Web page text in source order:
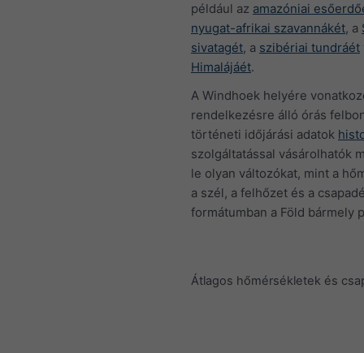
például az amazóniai
nyugat-afrikai szavannákét, a
sivatagét, a szibériai tundráét
Himalájáét.
A Windhoek helyére
rendelkezésre álló órás
történeti időjárási adatok
szolgáltatással vásárolhatók
le olyan változókat, mint a
a szél, a felhőzet és a
formátumban a Föld bármely
Átlagos hőmérsékletek és